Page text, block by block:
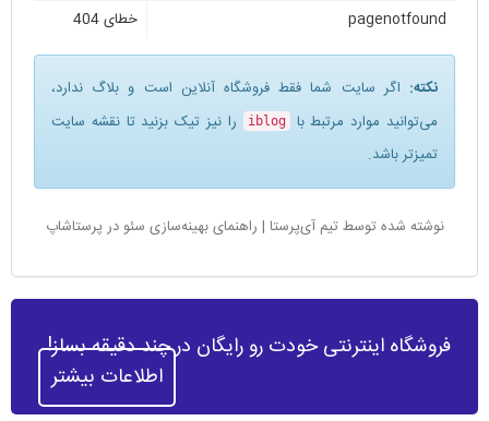
pagenotfound خطای 404
نکته: اگر سایت شما فقط فروشگاه آنلاین است و بلاگ ندارد،
می‌توانید موارد مرتبط با
iblog
را نیز تیک بزنید تا نقشه سایت
تمیزتر باشد.
نوشته شده توسط تیم آی‌پرستا | راهنمای بهینه‌سازی سئو در پرستاشاپ
فروشگاه اینترنتی خودت رو رایگان در چند دقیقه بساز!
اطلاعات بیشتر